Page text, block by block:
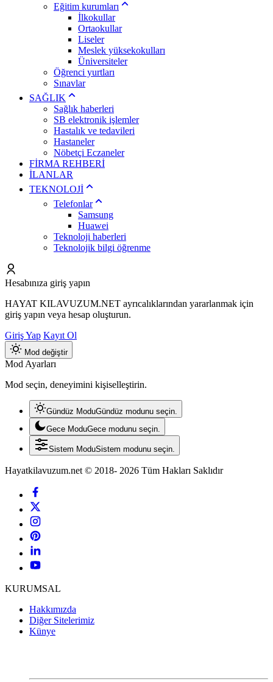
Eğitim kurumları
İlkokullar
Ortaokullar
Liseler
Meslek yüksekokulları
Üniversiteler
Öğrenci yurtları
Sınavlar
SAĞLIK
Sağlık haberleri
SB elektronik işlemler
Hastalık ve tedavileri
Hastaneler
Nöbetçi Eczaneler
FİRMA REHBERİ
İLANLAR
TEKNOLOJİ
Telefonlar
Samsung
Huawei
Teknoloji haberleri
Teknolojik bilgi öğrenme
Hesabınıza giriş yapın
HAYAT KILAVUZUM.NET ayrıcalıklarından yararlanmak için
giriş yapın veya hesap oluşturun.
Giriş Yap Kayıt Ol
Mod değiştir
Mod Ayarları
Mod seçin, deneyimini kişiselleştirin.
Gündüz ModuGündüz modunu seçin.
Gece ModuGece modunu seçin.
Sistem ModuSistem modunu seçin.
Hayatkilavuzum.net © 2018- 2026 Tüm Hakları Saklıdır
KURUMSAL
Hakkımızda
Diğer Sitelerimiz
Künye